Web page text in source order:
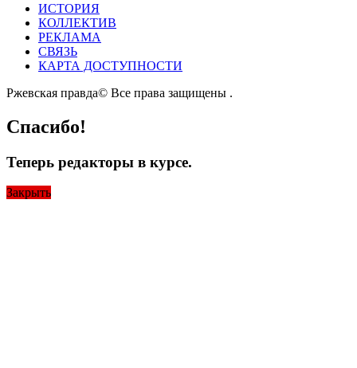
ИСТОРИЯ
КОЛЛЕКТИВ
РЕКЛАМА
СВЯЗЬ
КАРТА ДОСТУПНОСТИ
Ржевская правда© Все права защищены .
Спасибо!
Теперь редакторы в курсе.
Закрыть